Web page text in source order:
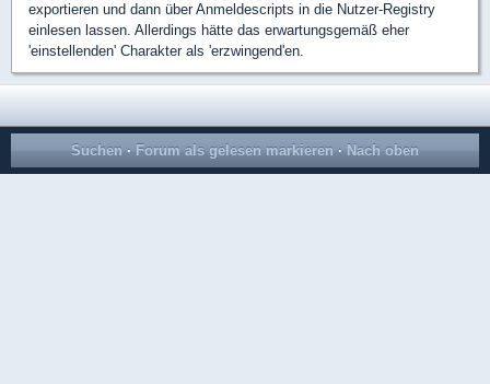
exportieren und dann über Anmeldescripts in die Nutzer-Registry
einlesen lassen. Allerdings hätte das erwartungsgemäß eher
'einstellenden' Charakter als 'erzwingend'en.
Suchen · Forum als gelesen markieren · Nach oben